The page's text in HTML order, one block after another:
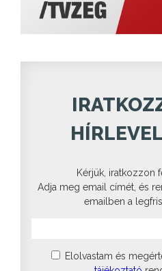
Kérjük, iratkozzon
Adja meg email címét, és
emailben a
Elolvastam és